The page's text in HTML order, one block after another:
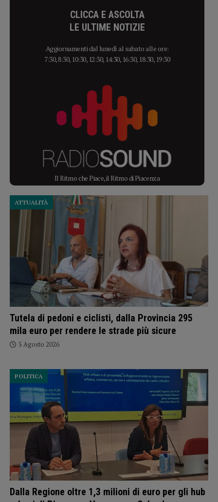
CLICCA E ASCOLTA
LE ULTIME NOTIZIE
Aggiornamenti dal lunedì al sabato alle ore:
7:30, 8:30, 10:30, 12:30, 14:30, 16:30, 18:30, 19:30
Il Ritmo che Piace, il Ritmo di Piacenza
Tutela di pedoni e ciclisti, dalla Provincia 295
mila euro per rendere le strade più sicure
ATTUALITÀ
5 Agosto 2026
Dalla Regione oltre 1,3 milioni di euro per gli hub
POLITICA